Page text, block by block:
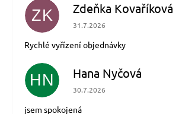
ZK Zdeňka Kovaříková
Hodnocení obchodu je 5 z 5
31.7.2026
Rychlé vyřízení objednávky
HN Hana Nyčová
Hodnocení obchodu je 5 z 5
30.7.2026
jsem spokojená